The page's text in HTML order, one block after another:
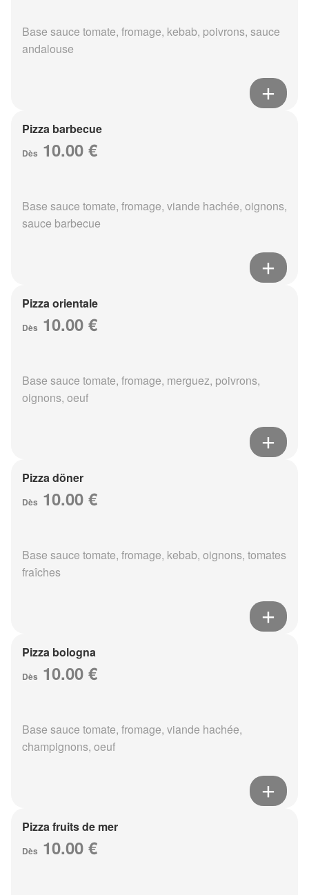
Base sauce tomate, fromage, kebab, poivrons, sauce
andalouse
Pizza barbecue
Dès 10.00 €
Base sauce tomate, fromage, viande hachée, oignons,
sauce barbecue
Pizza orientale
Dès 10.00 €
Base sauce tomate, fromage, merguez, poivrons,
oignons, oeuf
Pizza döner
Dès 10.00 €
Base sauce tomate, fromage, kebab, oignons, tomates
fraîches
Pizza bologna
Dès 10.00 €
Base sauce tomate, fromage, viande hachée,
champignons, oeuf
Pizza fruits de mer
Dès 10.00 €